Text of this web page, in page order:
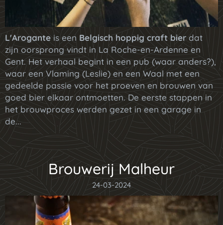
L'Arogante is een Belgisch hoppig craft bier dat
zijn oorsprong vindt in La Roche-en-Ardenne en
Gent. Het verhaal begint in een pub (waar anders?),
waar een Vlaming (Leslie) en een Waal met een
gedeelde passie voor het proeven en brouwen van
goed bier elkaar ontmoetten. De eerste stappen in
het brouwproces werden gezet in een garage in
de...
Brouwerij Malheur
24-03-2024